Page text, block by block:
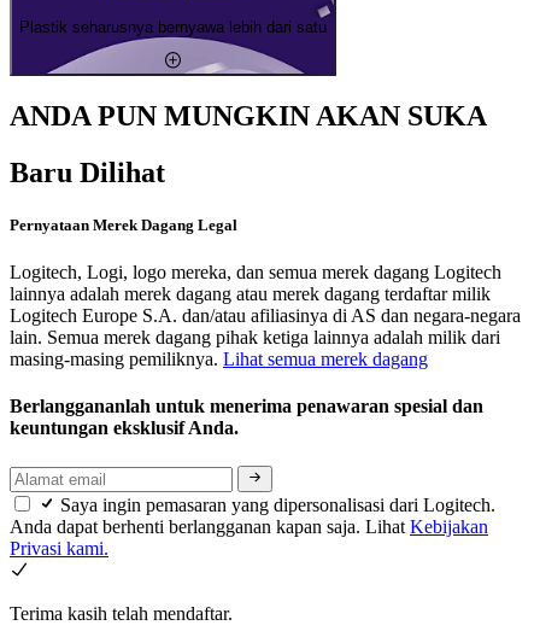
Plastik seharusnya bernyawa lebih dari satu
ANDA PUN MUNGKIN AKAN SUKA
Baru Dilihat
Pernyataan Merek Dagang Legal
Logitech, Logi, logo mereka, dan semua merek dagang Logitech
lainnya adalah merek dagang atau merek dagang terdaftar milik
Logitech Europe S.A. dan/atau afiliasinya di AS dan negara-negara
lain. Semua merek dagang pihak ketiga lainnya adalah milik dari
masing-masing pemiliknya. Lihat semua merek dagang
Berlanggananlah untuk menerima penawaran spesial dan
keuntungan eksklusif Anda.
Saya ingin pemasaran yang dipersonalisasi dari Logitech.
Anda dapat berhenti berlangganan kapan saja. Lihat Kebijakan
Privasi kami.
Terima kasih telah mendaftar.